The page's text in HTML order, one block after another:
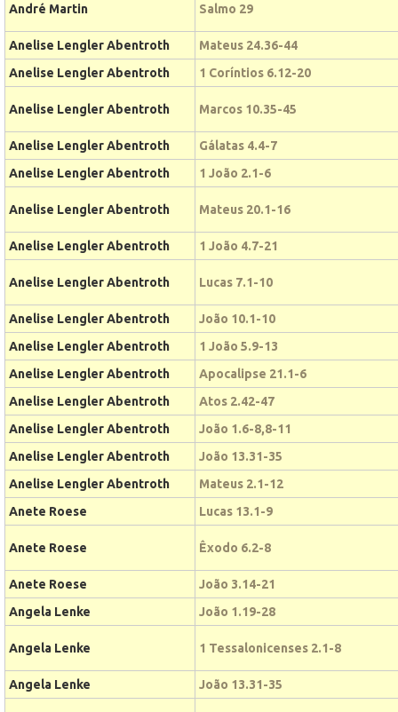
André Martin Salmo 29
Anelise Lengler Abentroth
Mateus 24.36-44
Anelise Lengler Abentroth
1 Coríntios 6.12-20
Anelise Lengler Abentroth Marcos 10.35-45
Anelise Lengler Abentroth
Gálatas 4.4-7
Anelise Lengler Abentroth
1 João 2.1-6
Anelise Lengler Abentroth Mateus 20.1-16
Anelise Lengler Abentroth 1 João 4.7-21
Anelise Lengler Abentroth Lucas 7.1-10
Anelise Lengler Abentroth
João 10.1-10
Anelise Lengler Abentroth
1 João 5.9-13
Anelise Lengler Abentroth
Apocalipse 21.1-6
Anelise Lengler Abentroth
Atos 2.42-47
Anelise Lengler Abentroth
João 1.6-8,8-11
Anelise Lengler Abentroth
João 13.31-35
Anelise Lengler Abentroth
Mateus 2.1-12
Anete Roese
Lucas 13.1-9
Anete Roese Êxodo 6.2-8
Anete Roese
João 3.14-21
Angela Lenke
João 1.19-28
Angela Lenke 1 Tessalonicenses 2.1-8
Angela Lenke João 13.31-35